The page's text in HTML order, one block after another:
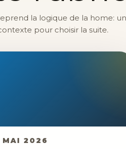
la logique de la home:
pour choisir la suite.
MAI 2026